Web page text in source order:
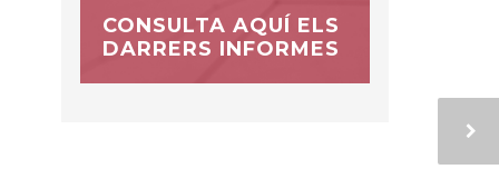
CONSULTA AQUÍ ELS
DARRERS INFORMES